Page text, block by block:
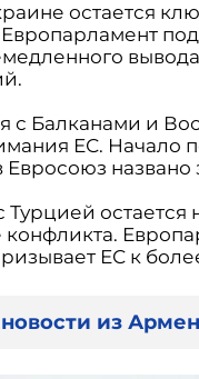
остается
с Балканами и
ЕС. Начало
Евросоюз
Турцией
конфликта.
ЕС к
из